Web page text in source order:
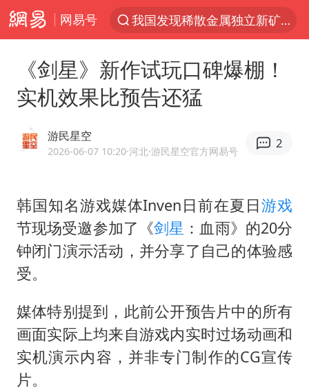
网易号
台风“白海豚”登陆 各地各部门全力应对
小沈阳加盟《披荆斩棘》
上海暴雨已致多处积水
上海地铁4条线路全线停运
上海鼓励居家办公
4.2平卫生间补漏注胶花1.55万
5万小车卖不动 微型代步车集体遇冷
湖北启动重大气象灾害三级应急响应
白海豚路径图
《剑星》新作试玩口碑爆棚！
实机效果比预告还猛
游民星空
2026-06-07 10:20·河北·游民星空官方网易号
2
韩国知名游戏媒体Inven日前在夏日游戏
节现场受邀参加了《剑星 ：血雨》的20分
钟闭门演示活动，并分享了自己的体验感
受。
媒体特别提到，此前公开预告片中的所有
画面实际上均来自游戏内实时过场动画和
实机演示内容，并非专门制作的CG宣传
片。